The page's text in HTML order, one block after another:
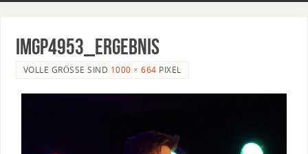
IMGP4953_ergebnis
VOLLE GRÖSSE SIND 1000 × 664 PIXEL